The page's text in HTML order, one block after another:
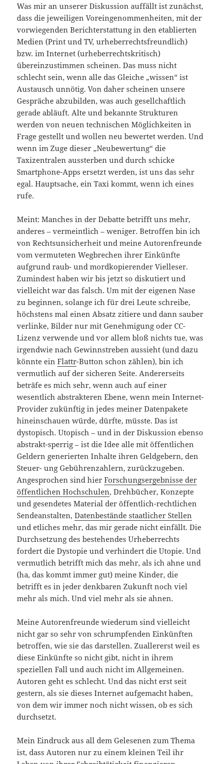
Was mir an unserer Diskussion auffällt ist zunächst,
dass die jeweiligen Voreingenommenheiten, mit der
vorwiegenden Berichterstattung in den etablierten
Medien (Print und TV, urheberrechtsfreundlich)
bzw. im Internet (urheberrechtskritisch)
übereinzustimmen scheinen. Das muss nicht
schlecht sein, wenn alle das Gleiche „wissen“ ist
Austausch unnötig. Von daher scheinen unsere
Gespräche abzubilden, was auch gesellchaftlich
gerade abläuft. Alte und bekannte Strukturen
werden von neuen technischen Möglichkeiten in
Frage gestellt und wollen neu bewertet werden. Und
wenn im Zuge dieser „Neubewertung“ die
Taxizentralen aussterben und durch schicke
Smartphone-Apps ersetzt werden, ist uns das sehr
egal. Hauptsache, ein Taxi kommt, wenn ich eines
rufe.
Meint: Manches in der Debatte betrifft uns mehr,
anderes – vermeintlich – weniger. Betroffen bin ich
von Rechtsunsicherheit und meine Autorenfreunde
vom vermuteten Wegbrechen ihrer Einkünfte
aufgrund raub- und mordkopierender Vielleser.
Zumindest haben wir bis jetzt so diskutiert und
vielleicht war das falsch. Um mit der eigenen Nase
zu beginnen, solange ich für drei Leute schreibe,
höchstens mal einen Absatz zitiere und dann sauber
verlinke, Bilder nur mit Genehmigung oder CC-
Lizenz verwende und vor allem bloß nichts tue, was
irgendwie nach Gewinnstreben aussieht (und dazu
könnte einFlattr-Button schon zählen), bin ich
vermutlich auf der sicheren Seite. Andererseits
beträfe es mich sehr, wenn auch auf einer
wesentlich abstrakteren Ebene, wenn mein Internet-
Provider zukünftig in jedes meiner Datenpakete
hineinschauen würde, dürfte, müsste. Das ist
dystopisch. Utopisch – und in der Diskussion ebenso
abstrakt-sperrig – ist die Idee alle mit öffentlichen
Geldern generierten Inhalte ihren Geldgebern, den
Steuer- ung Gebührenzahlern, zurückzugeben.
Angesprochen sind hierForschungsergebnisse der
öffentlichen Hochschulen, Drehbücher, Konzepte
und gesendetes Material der öffentlich-rechtlichen
Sendeanstalten,Datenbestände staatlicher Stellen
und etliches mehr, das mir gerade nicht einfällt. Die
Durchsetzung des bestehendes Urheberrechts
fordert die Dystopie und verhindert die Utopie. Und
vermutlich betrifft mich das mehr, als ich ahne und
(ha, das kommt immer gut) meine Kinder, die
betrifft es in jeder denkbaren Zukunft noch viel
mehr als mich. Und viel mehr als sie ahnen.
Meine Autorenfreunde wiederum sind vielleicht
nicht gar so sehr von schrumpfenden Einkünften
betroffen, wie sie das darstellen. Zuallererst weil es
diese Einkünfte so nicht gibt, nicht in ihrem
speziellen Fall und auch nicht im Allgemeinen.
Autoren geht es schlecht. Und das nicht erst seit
gestern, als sie dieses Internet aufgemacht haben,
von dem wir immer noch nicht wissen, ob es sich
durchsetzt.
Mein Eindruck aus all dem Gelesenen zum Thema
ist, dass Autoren nur zu einem kleinen Teil ihr